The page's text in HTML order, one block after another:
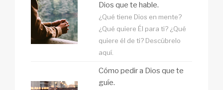
Dios que te hable.
¿Qué tiene Dios en mente?
¿Qué quiere Él para ti? ¿Qué
quiere él de ti? Descúbrelo
aquí.
Cómo pedir a Dios que te
guíe.